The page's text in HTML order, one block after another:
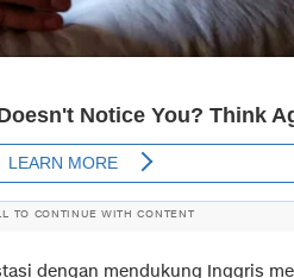
TO CONTINUE WITH CONTENT
dengan mendukung Inggris